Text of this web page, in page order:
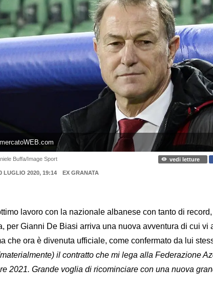
Buffa/Image Sport vedi letture
LUGLIO 2020, 19:14
EX GRANATA
lavoro con la nazionale albanese con tanto di
per Gianni De Biasi arriva una nuova avventura di cui vi
che ora è divenuta ufficiale, come confermato da lui
il contratto che mi lega alla Federazione
2021. Grande voglia di ricominciare con una nuova